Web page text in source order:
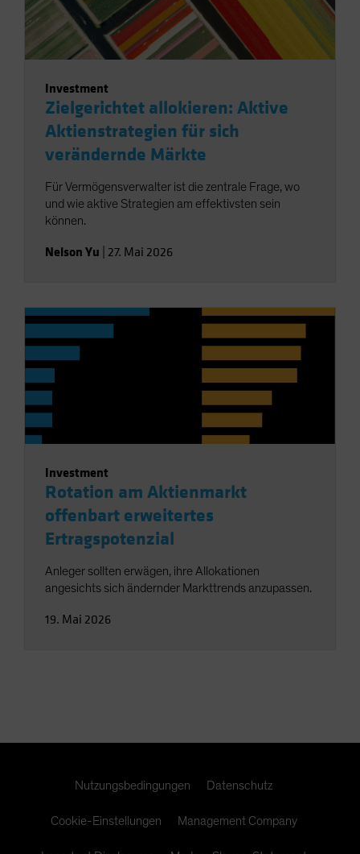
Investment
Zielgerichtet allokieren: Aktive
Aktienstrategien für sich
verändernde Märkte
Für Vermögensverwalter ist die zentrale Frage, wo
und wie aktive Strategien am effektivsten sein
können.
Nelson Yu 27. Mai 2026
Investment
Rotation am Aktienmarkt
offenbart erweitertes
Ertragspotenzial
Anleger sollten erwägen, ihre Allokationen
angesichts sich ändernder Markttrends anzupassen.
19. Mai 2026
Nutzungsbedingungen Datenschutz
Cookie-Einstellungen Management Company